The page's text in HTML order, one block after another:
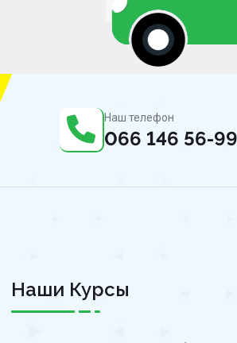
Наш телефон
066 146 56-99
Наши Курсы